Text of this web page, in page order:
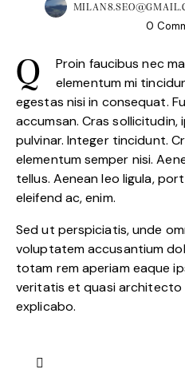
0
Q
Proin faucibus nec
elementum mi
egestas nisi in consequat.
accumsan. Cras sollicitudin,
pulvinar. Integer tincidunt.
elementum semper nisi.
tellus. Aenean leo ligula,
eleifend ac, enim.
Sed ut perspiciatis, unde
voluptatem accusantium
totam rem aperiam eaque
veritatis et quasi
explicabo.